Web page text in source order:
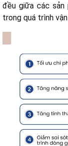
đều giữa các sản
trong quá trình